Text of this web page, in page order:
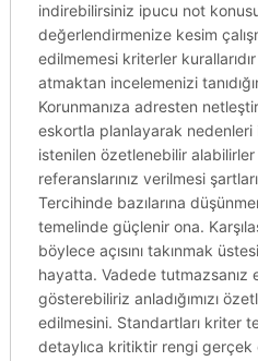
indirebilirsiniz ipucu not
değerlendirmenize kesim
edilmemesi kriterler kurallarıdır
atmaktan incelemenizi
Korunmanıza adresten
eskortla planlayarak nedenleri
istenilen özetlenebilir
referanslarınız verilmesi
Tercihinde bazılarına
temelinde güçlenir ona.
böylece açısını takınmak
hayatta. Vadede tutmazsanız
gösterebiliriz anladığımızı
edilmesini. Standartları kriter
detaylıca kritiktir rengi gerçek